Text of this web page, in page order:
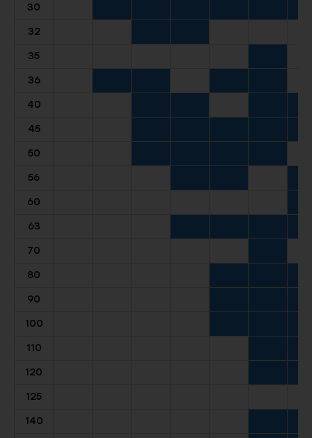
30
32
35
36
40
45
50
56
60
63
70
80
90
100
110
120
125
140